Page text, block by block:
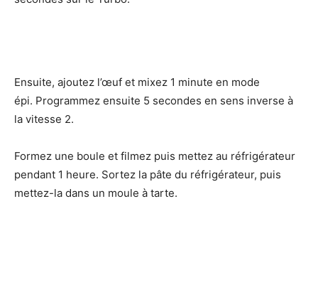
Ensuite, ajoutez l’œuf et mixez 1 minute en mode
épi. Programmez ensuite 5 secondes en sens inverse à
la vitesse 2.
Formez une boule et filmez puis mettez au réfrigérateur
pendant 1 heure. Sortez la pâte du réfrigérateur, puis
mettez-la dans un moule à tarte.